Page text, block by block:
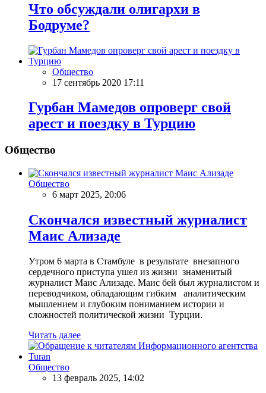
Что обсуждали олигархи в
Бодруме?
Общество
17 сентябрь 2020 17:11
Гурбан Мамедов опроверг свой
арест и поездку в Турцию
Общество
Общество
6 март 2025, 20:06
Скончался известный журналист
Маис Ализаде
Утром 6 марта в Стамбуле в результате внезапного
сердечного приступа ушел из жизни знаменитый
журналист Маис Ализаде. Маис бей был журналистом и
переводчиком, обладающим гибким аналитическим
мышлением и глубоким пониманием истории и
сложностей политической жизни Турции.
Читать далее
Общество
13 февраль 2025, 14:02